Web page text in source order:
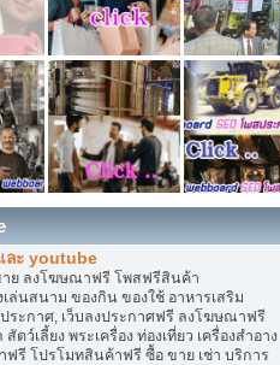
ละ youtube
ย ลงโฆษณาฟรี โพสฟรีสินค้า
ล่นสนาม ของกิน ของใช้ อาหารเสริม
ประกาศ, เว็บลงประกาศฟรี ลงโฆษณาฟรี
เลี้ยง พระเครื่อง ท่องเที่ยว เครื่องสำอาง
ฟรี โปรโมทสินค้าฟรี ซื้อ ขาย เช่า บริการ